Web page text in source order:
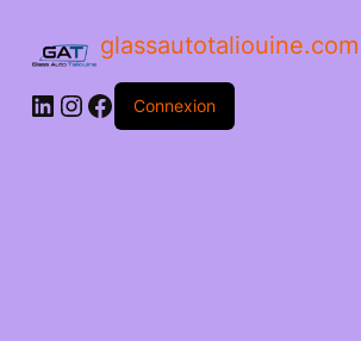
glassautotaliouine.com
Connexion